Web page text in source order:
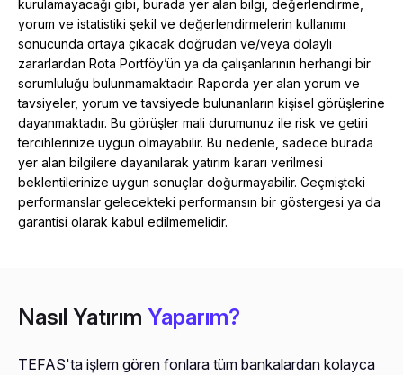
kurulamayacağı gibi, burada yer alan bilgi, değerlendirme,
yorum ve istatistiki şekil ve değerlendirmelerin kullanımı
sonucunda ortaya çıkacak doğrudan ve/veya dolaylı
zararlardan Rota Portföy’ün ya da çalışanlarının herhangi bir
sorumluluğu bulunmamaktadır. Raporda yer alan yorum ve
tavsiyeler, yorum ve tavsiyede bulunanların kişisel görüşlerine
dayanmaktadır. Bu görüşler mali durumunuz ile risk ve getiri
tercihlerinize uygun olmayabilir. Bu nedenle, sadece burada
yer alan bilgilere dayanılarak yatırım kararı verilmesi
beklentilerinize uygun sonuçlar doğurmayabilir. Geçmişteki
performanslar gelecekteki performansın bir göstergesi ya da
garantisi olarak kabul edilmemelidir.
Nasıl Yatırım Yaparım?
TEFAS'ta işlem gören fonlara tüm bankalardan kolayca